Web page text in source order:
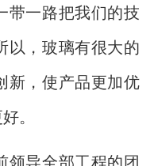
带一路把我们的技
以，玻璃有很大的
新，使产品更加优
。
导全部工程的团